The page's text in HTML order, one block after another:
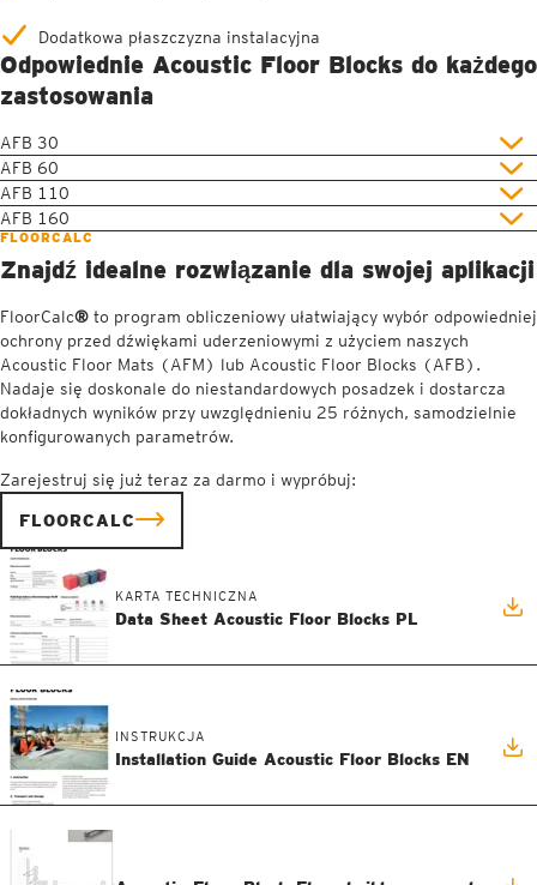
Dodatkowa płaszczyzna instalacyjna
Odpowiednie Acoustic Floor Blocks do każdego
zastosowania
AFB 30
AFB 60
AFB 110
AFB 160
FLOORCALC
Znajdź idealne rozwiązanie dla swojej aplikacji
FloorCalc® to program obliczeniowy ułatwiający wybór odpowiedniej
ochrony przed dźwiękami uderzeniowymi z użyciem naszych
Acoustic Floor Mats (AFM) lub Acoustic Floor Blocks (AFB).
Nadaje się doskonale do niestandardowych posadzek i dostarcza
dokładnych wyników przy uwzględnieniu 25 różnych, samodzielnie
konfigurowanych parametrów.
Zarejestruj się już teraz za darmo i wypróbuj:
FLOORCALC
KARTA TECHNICZNA
Data Sheet Acoustic Floor Blocks PL
INSTRUKCJA
Installation Guide Acoustic Floor Blocks EN